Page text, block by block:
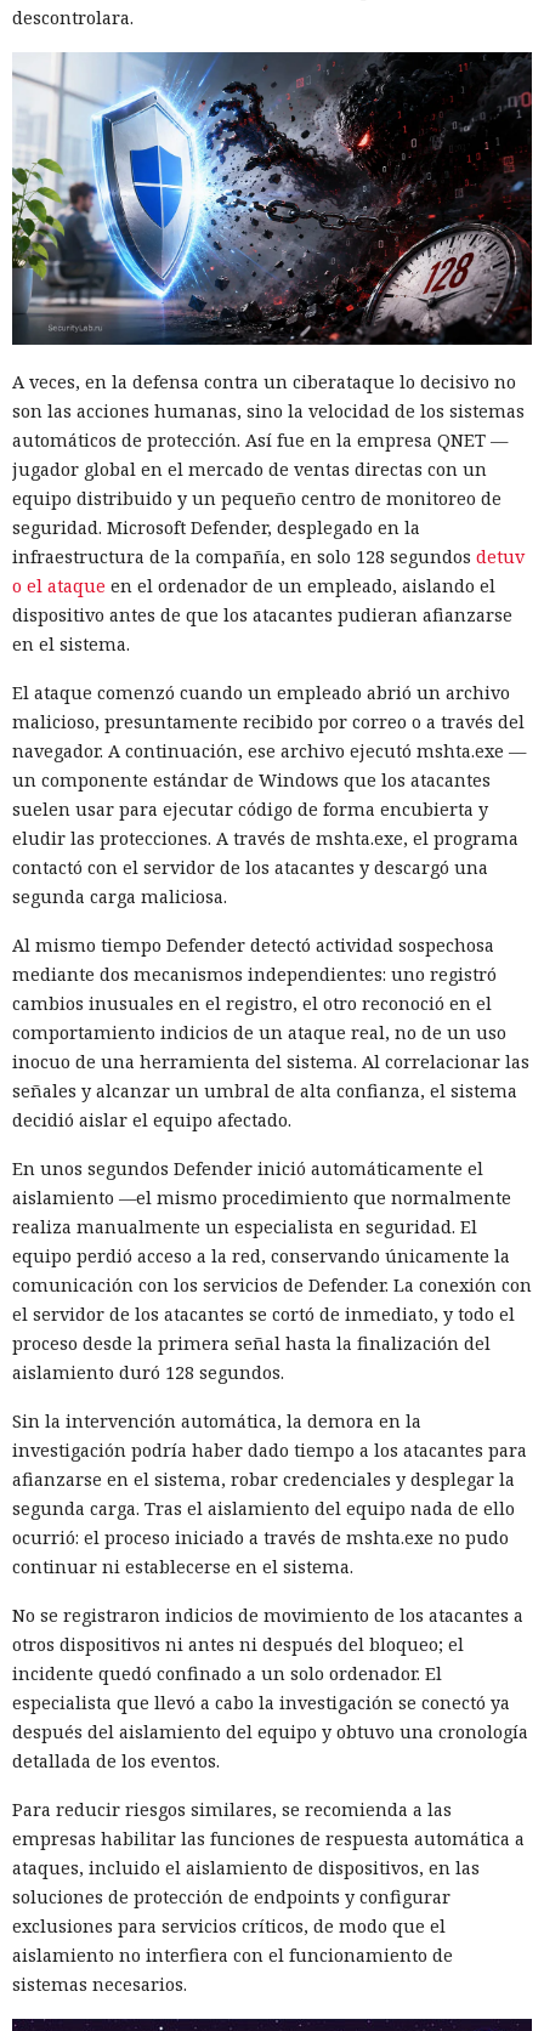
descontrolara.
A veces, en la defensa contra un ciberataque lo decisivo no
son las acciones humanas, sino la velocidad de los sistemas
automáticos de protección. Así fue en la empresa QNET —
jugador global en el mercado de ventas directas con un
equipo distribuido y un pequeño centro de monitoreo de
seguridad. Microsoft Defender, desplegado en la
infraestructura de la compañía, en solo 128 segundos detuv
o el ataque en el ordenador de un empleado, aislando el
dispositivo antes de que los atacantes pudieran afianzarse
en el sistema.
El ataque comenzó cuando un empleado abrió un archivo
malicioso, presuntamente recibido por correo o a través del
navegador. A continuación, ese archivo ejecutó mshta.exe —
un componente estándar de Windows que los atacantes
suelen usar para ejecutar código de forma encubierta y
eludir las protecciones. A través de mshta.exe, el programa
contactó con el servidor de los atacantes y descargó una
segunda carga maliciosa.
Al mismo tiempo Defender detectó actividad sospechosa
mediante dos mecanismos independientes: uno registró
cambios inusuales en el registro, el otro reconoció en el
comportamiento indicios de un ataque real, no de un uso
inocuo de una herramienta del sistema. Al correlacionar las
señales y alcanzar un umbral de alta confianza, el sistema
decidió aislar el equipo afectado.
En unos segundos Defender inició automáticamente el
aislamiento —el mismo procedimiento que normalmente
realiza manualmente un especialista en seguridad. El
equipo perdió acceso a la red, conservando únicamente la
comunicación con los servicios de Defender. La conexión con
el servidor de los atacantes se cortó de inmediato, y todo el
proceso desde la primera señal hasta la finalización del
aislamiento duró 128 segundos.
Sin la intervención automática, la demora en la
investigación podría haber dado tiempo a los atacantes para
afianzarse en el sistema, robar credenciales y desplegar la
segunda carga. Tras el aislamiento del equipo nada de ello
ocurrió: el proceso iniciado a través de mshta.exe no pudo
continuar ni establecerse en el sistema.
No se registraron indicios de movimiento de los atacantes a
otros dispositivos ni antes ni después del bloqueo; el
incidente quedó confinado a un solo ordenador. El
especialista que llevó a cabo la investigación se conectó ya
después del aislamiento del equipo y obtuvo una cronología
detallada de los eventos.
Para reducir riesgos similares, se recomienda a las
empresas habilitar las funciones de respuesta automática a
ataques, incluido el aislamiento de dispositivos, en las
soluciones de protección de endpoints y configurar
exclusiones para servicios críticos, de modo que el
aislamiento no interfiera con el funcionamiento de
sistemas necesarios.